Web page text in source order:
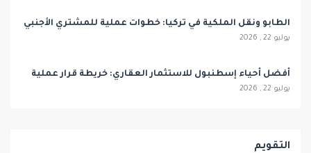
الطابو ونقل الملكية في تركيا: خطوات عملية للمشتري الأجنبي
يوليو 22 , 2026
أفضل أحياء إسطنبول للاستثمار العقاري: خريطة قرار عملية
يوليو 22 , 2026
التقويم